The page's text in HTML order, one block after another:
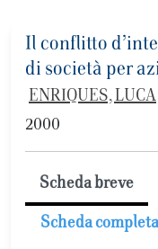
Il conflitto
di società per
ENRIQUES, LUCA
2000
Scheda breve
Scheda